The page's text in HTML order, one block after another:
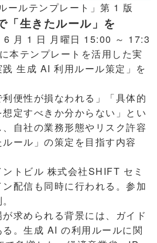
ールテンプレート」第 1 版
「生きたルール」を
月 1 日 月曜日 15:00 ～ 17:3
本テンプレートを活用した実
生成 AI 利用ルール策定」を
便性が損なわれる」「具体的
定すべきか分からない」とい
自社の業務形態やリスク許容
ール」の策定を目指す内容
トビル 株式会社SHIFT セミ
配信も同時に行われる。参加
求められる背景には、ガイド
。生成 AI の利用ルールに関